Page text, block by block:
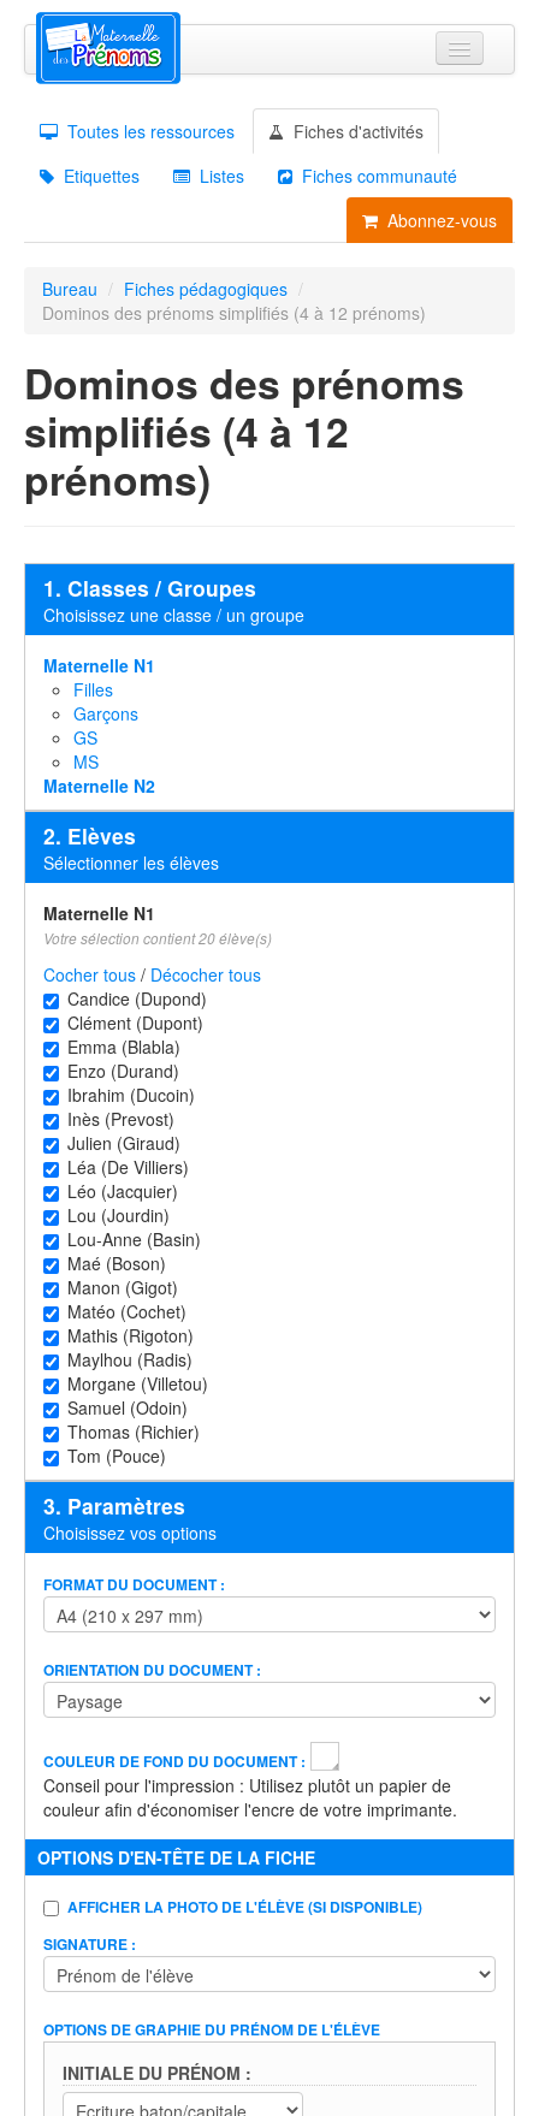
Bureau virtuel
Abonnements
Actualités
Tutoriels
Espace presse
Connexion
Toutes les ressources
Fiches d'activités
Etiquettes
Listes
Fiches communauté
Abonnez-vous
Bureau / Fiches pédagogiques /
Dominos des prénoms simplifiés (4 à 12 prénoms)
Dominos des prénoms
simplifiés (4 à 12
prénoms)
1. Classes / Groupes
Choisissez une classe / un groupe
Maternelle N1
Filles
Garçons
GS
MS
Maternelle N2
2. Elèves
Sélectionner les élèves
Maternelle N1
Votre sélection contient 20 élève(s)
Cocher tous / Décocher tous
Candice (Dupond)
Clément (Dupont)
Emma (Blabla)
Enzo (Durand)
Ibrahim (Ducoin)
Inès (Prevost)
Julien (Giraud)
Léa (De Villiers)
Léo (Jacquier)
Lou (Jourdin)
Lou-Anne (Basin)
Maé (Boson)
Manon (Gigot)
Matéo (Cochet)
Mathis (Rigoton)
Maylhou (Radis)
Morgane (Villetou)
Samuel (Odoin)
Thomas (Richier)
Tom (Pouce)
3. Paramètres
Choisissez vos options
FORMAT DU DOCUMENT :
ORIENTATION DU DOCUMENT :
COULEUR DE FOND DU DOCUMENT :
Conseil pour l'impression : Utilisez plutôt un papier de
couleur afin d'économiser l'encre de votre imprimante.
OPTIONS D'EN-TÊTE DE LA FICHE
AFFICHER LA PHOTO DE L'ÉLÈVE (SI DISPONIBLE)
SIGNATURE :
OPTIONS DE GRAPHIE DU PRÉNOM DE L'ÉLÈVE
INITIALE DU PRÉNOM :